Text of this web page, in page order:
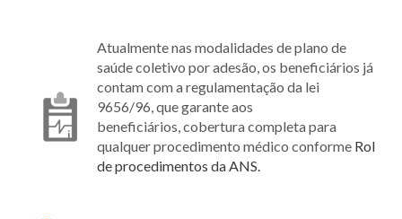
Atualmente nas modalidades de plano de
saúde coletivo por adesão, os beneficiários já
contam com a regulamentação da lei
9656/96, que garante aos
beneficiários, cobertura completa para
qualquer procedimento médico conforme Rol
de procedimentos da ANS.